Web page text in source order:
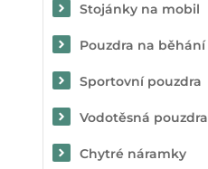
Stojánky na mobil
Pouzdra na běhání
Sportovní pouzdra
Vodotěsná pouzdra
Chytré náramky